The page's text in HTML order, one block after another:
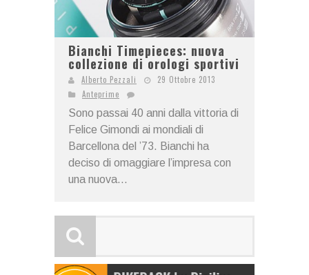
Bianchi Timepieces: nuova
collezione di orologi sportivi
Alberto Pezzali
29 Ottobre 2013
Anteprime
Sono passai 40 anni dalla vittoria di
Felice Gimondi ai mondiali di
Barcellona del ’73. Bianchi ha
deciso di omaggiare l’impresa con
una nuova...